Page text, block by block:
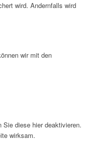
wird. Andernfalls wird
wir mit den
Sie diese hier deaktivieren.
wirksam.